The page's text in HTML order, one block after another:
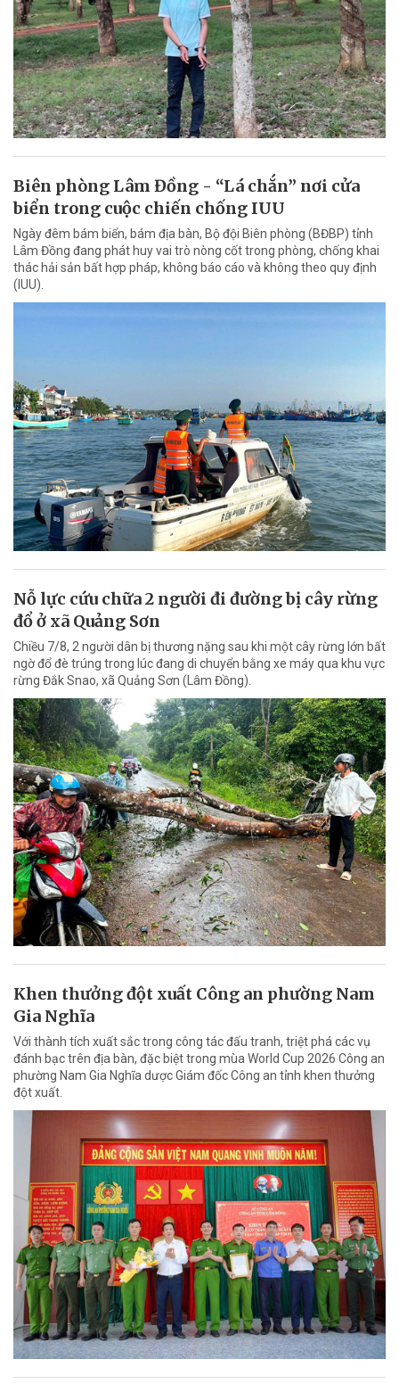
Biên phòng Lâm Đồng - “Lá chắn” nơi cửa
biển trong cuộc chiến chống IUU
Ngày đêm bám biển, bám địa bàn, Bộ đội Biên phòng (BĐBP) tỉnh
Lâm Đồng đang phát huy vai trò nòng cốt trong phòng, chống khai
thác hải sản bất hợp pháp, không báo cáo và không theo quy định
(IUU).
Nỗ lực cứu chữa 2 người đi đường bị cây rừng
đổ ở xã Quảng Sơn
Chiều 7/8, 2 người dân bị thương nặng sau khi một cây rừng lớn bất
ngờ đổ đè trúng trong lúc đang di chuyển bằng xe máy qua khu vực
rừng Đắk Snao, xã Quảng Sơn (Lâm Đồng).
Khen thưởng đột xuất Công an phường Nam
Gia Nghĩa
Với thành tích xuất sắc trong công tác đấu tranh, triệt phá các vụ
đánh bạc trên địa bàn, đặc biệt trong mùa World Cup 2026 Công an
phường Nam Gia Nghĩa dược Giám đốc Công an tỉnh khen thưởng
đột xuất.